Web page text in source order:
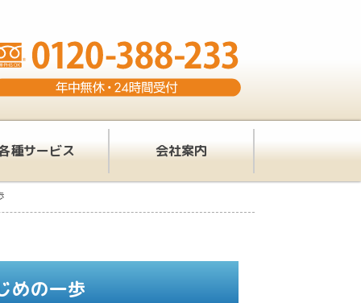
種サービス 会社案内
めの一歩